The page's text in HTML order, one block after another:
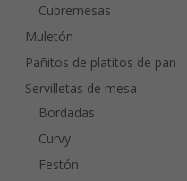
Cubremesas
Muletón
Pañitos de platitos de pan
Servilletas de mesa
Bordadas
Curvy
Festón